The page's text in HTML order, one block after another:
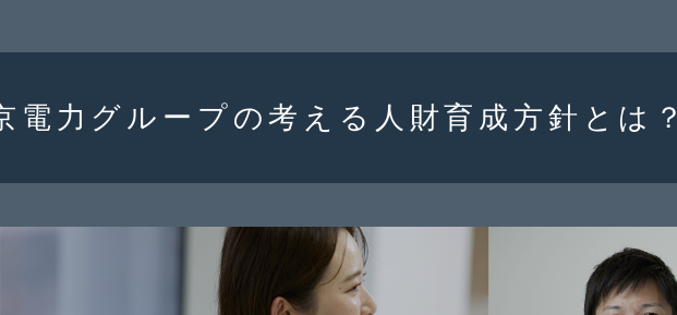
電力 グループの考える 人財育成方針とは？